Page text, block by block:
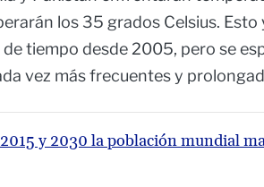
los 35 grados Celsius. Esto
tiempo desde 2005, pero se
vez más frecuentes y
y 2030 la población mundial